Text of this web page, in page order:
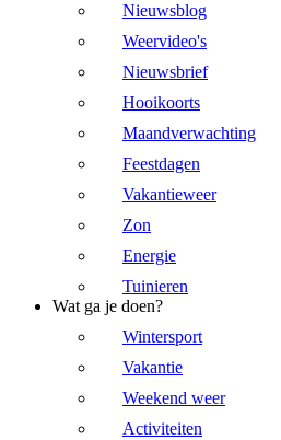
Nieuwsblog
Weervideo's
Nieuwsbrief
Hooikoorts
Maandverwachting
Feestdagen
Vakantieweer
Zon
Energie
Tuinieren
Wat ga je doen?
Wintersport
Vakantie
Weekend weer
Activiteiten